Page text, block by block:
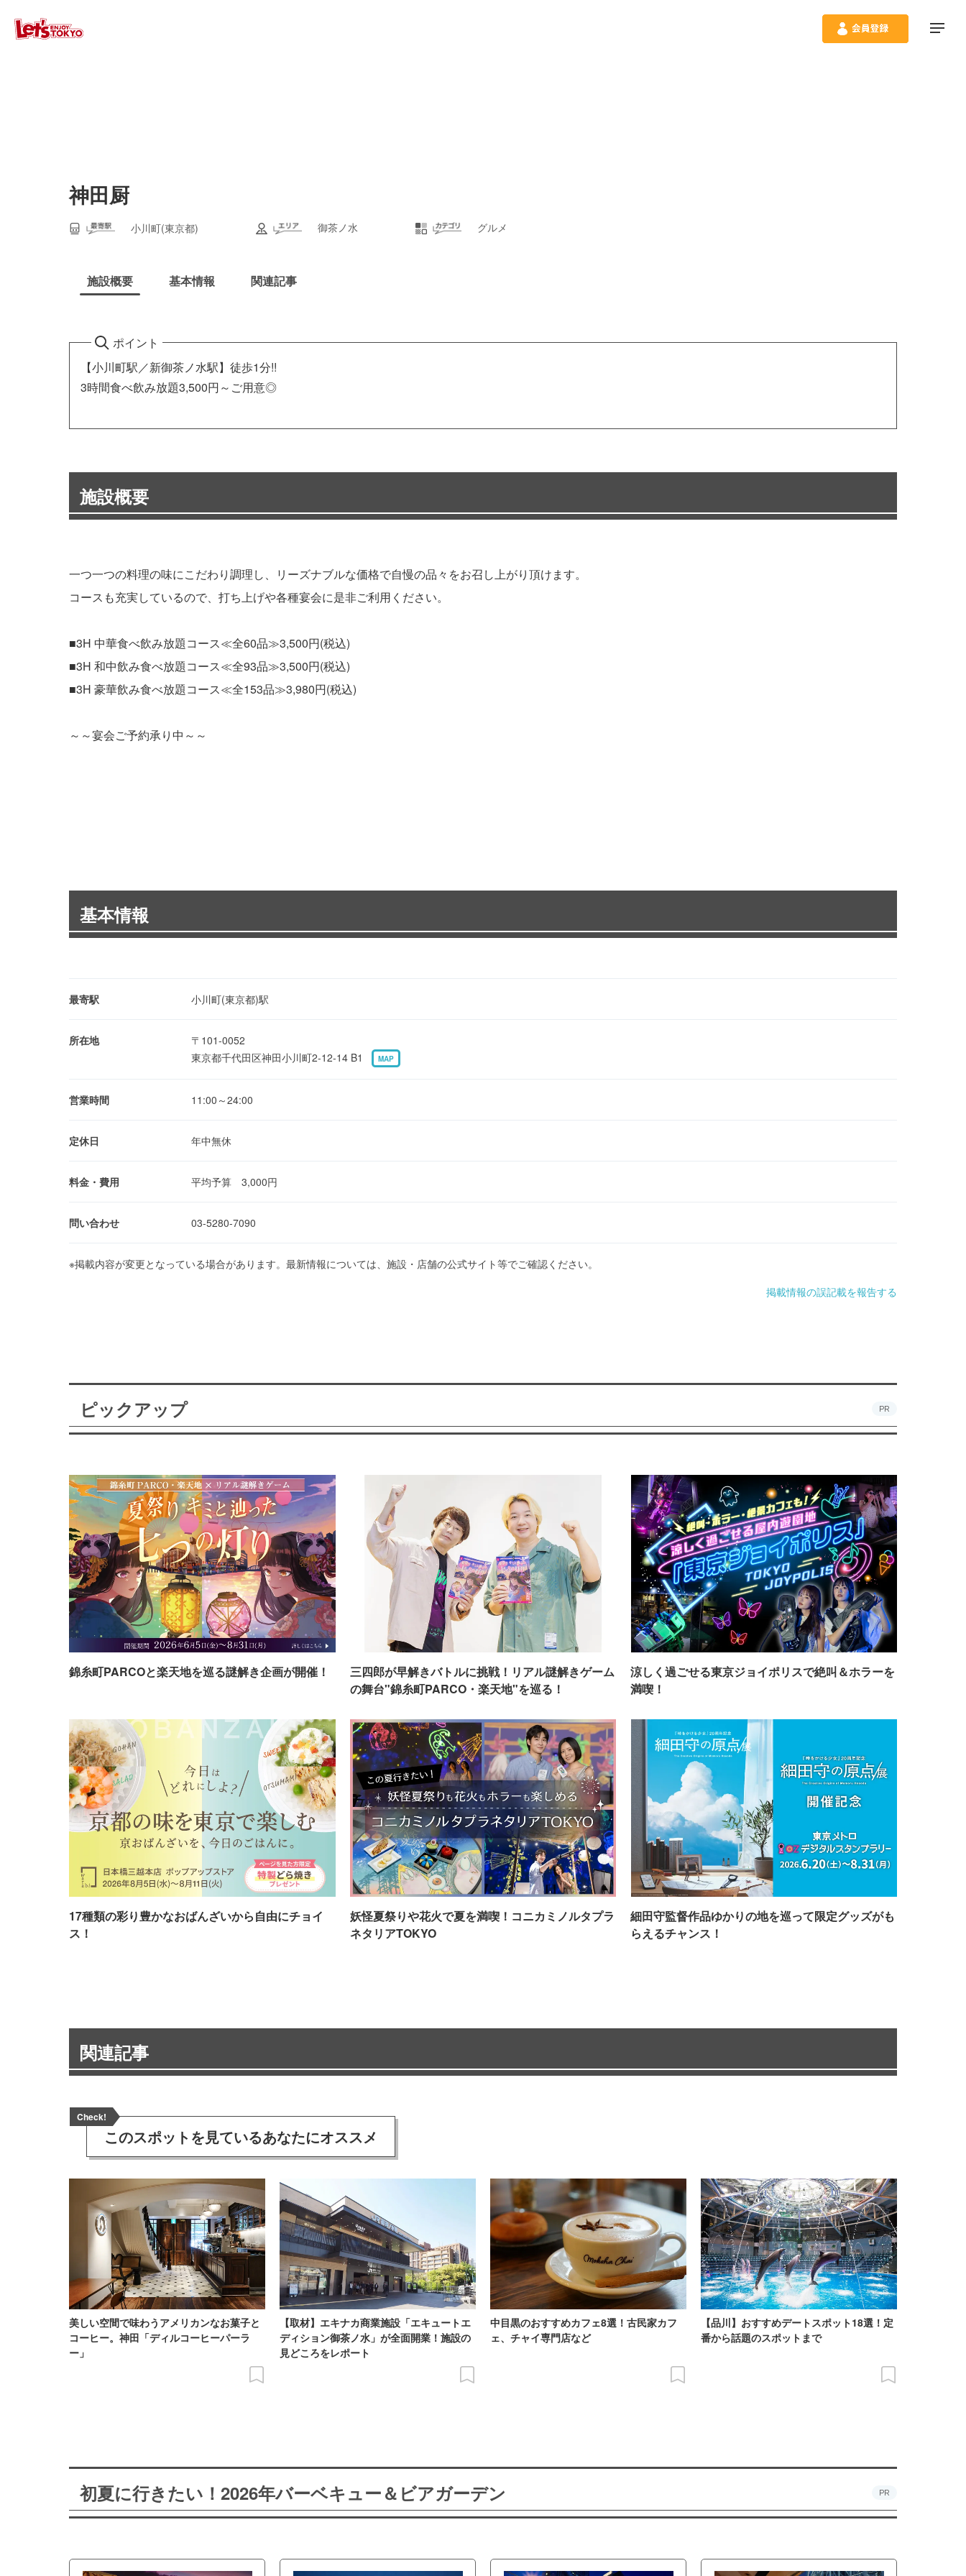
神田厨
小川町(東京都) 御茶ノ水 グルメ
施設概要 基本情報 関連記事
ポイント
【小川町駅／新御茶ノ水駅】徒歩1分!!
3時間食べ飲み放題3,500円～ご用意◎
施設概要
一つ一つの料理の味にこだわり調理し、リーズナブルな価格で自慢の品々をお召し上がり頂けます。
コースも充実しているので、打ち上げや各種宴会に是非ご利用ください。
■3H 中華食べ飲み放題コース≪全60品≫3,500円(税込)
■3H 和中飲み食べ放題コース≪全93品≫3,500円(税込)
■3H 豪華飲み食べ放題コース≪全153品≫3,980円(税込)
～～宴会ご予約承り中～～
基本情報
最寄駅 小川町(東京都)駅
所在地
〒101-0052
東京都千代田区神田小川町2-12-14 B1
MAP
営業時間 11:00～24:00
定休日 年中無休
料金・費用 平均予算 3,000円
問い合わせ 03-5280-7090
※掲載内容が変更となっている場合があります。最新情報については、施設・店舗の公式サイト等でご確認ください。
掲載情報の誤記載を報告する
ピックアップ PR
錦糸町PARCOと楽天地を巡る謎解き企画が開催！
三四郎が早解きバトルに挑戦！リアル謎解きゲーム
の舞台"錦糸町PARCO・楽天地"を巡る！
涼しく過ごせる東京ジョイポリスで絶叫＆ホラーを
満喫！
17種類の彩り豊かなおばんざいから自由にチョイ
ス！
妖怪夏祭りや花火で夏を満喫！コニカミノルタプラ
ネタリアTOKYO
細田守監督作品ゆかりの地を巡って限定グッズがも
らえるチャンス！
関連記事
Check!
このスポットを見ているあなたにオススメ
美しい空間で味わうアメリカンなお菓子と
コーヒー。神田「ディルコーヒーパーラ
ー」
【取材】エキナカ商業施設「エキュートエ
ディション御茶ノ水」が全面開業！施設の
見どころをレポート
中目黒のおすすめカフェ8選！古民家カフ
ェ、チャイ専門店など
【品川】おすすめデートスポット18選！定
番から話題のスポットまで
初夏に行きたい！2026年バーベキュー＆ビアガーデン PR